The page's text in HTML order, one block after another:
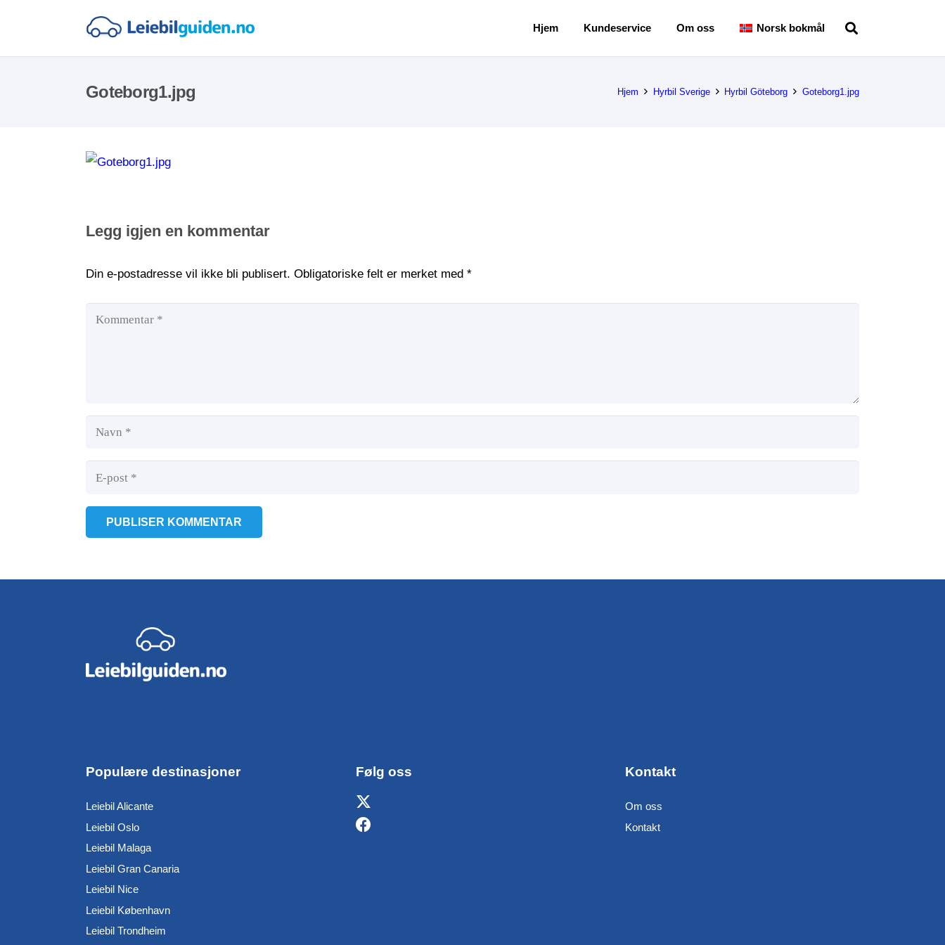
Hjem Kundeservice Om oss Norsk bokmål
Goteborg1.jpg Hjem Hyrbil Sverige Hyrbil Göteborg Goteborg1.jpg
Legg igjen en kommentar
Din e-postadresse vil ikke bli publisert. Obligatoriske felt er merket med *
PUBLISER KOMMENTAR
Populære destinasjoner
Leiebil Alicante
Leiebil Oslo
Leiebil Malaga
Leiebil Gran Canaria
Leiebil Nice
Leiebil København
Leiebil Trondheim
Følg oss Kontakt
Om oss
Kontakt